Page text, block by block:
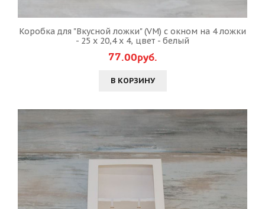
Коробка для "Вкусной ложки" (VM) с окном на 4 ложки
- 25 х 20,4 х 4, цвет - белый
77.00руб.
В КОРЗИНУ